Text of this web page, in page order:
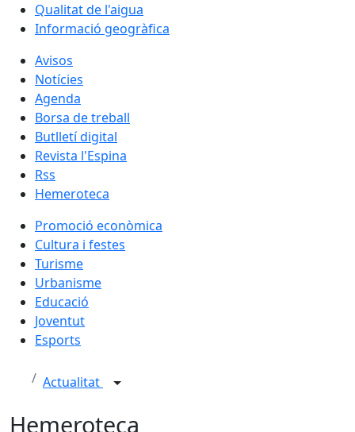
Qualitat de l'aigua
Informació geogràfica
Avisos
Notícies
Agenda
Borsa de treball
Butlletí digital
Revista l'Espina
Rss
Hemeroteca
Promoció econòmica
Cultura i festes
Turisme
Urbanisme
Educació
Joventut
Esports
Actualitat
Hemeroteca